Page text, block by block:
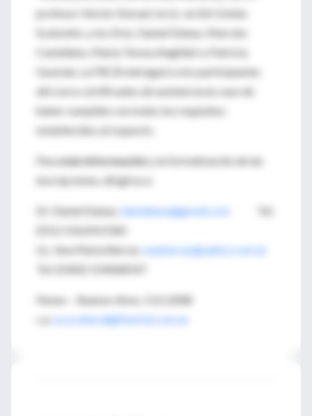
profesor Héctor Storani; la Lic. en Enf. Estela
Scalzotto; y los Dres. Daniel Dabas, Marcelo
Castellano, María Teresa Anghileri y Patricia
Guzmán. La FBCB entregará a los participantes
del curso certificados de asistencia en caso de
haber cumplido con todos los requisitos
establecidos al respecto.
Paramás informacióny la formalización de las
inscripciones, dirigirse a:
Dr. Daniel Dabas: danidabas@gmail.com
Tel:
(011) 1562415582
Lic. Ana María Berraz:
anaberraz@yahoo.com.ar
Tel: (0342) 154068547
Femec – Buenos Aires, 13.5.2008
ecocultural@fibertel.com.ar